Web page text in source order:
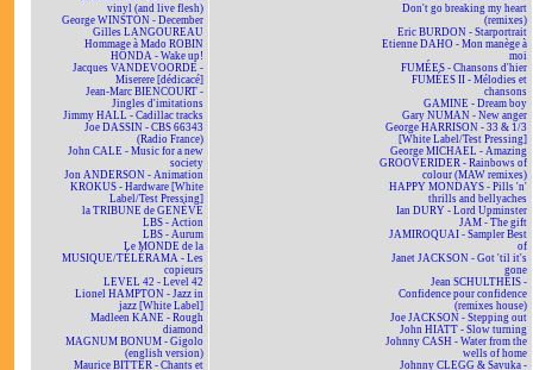
vinyl (and live flesh)
George WINSTON - December
Gilles LANGOUREAU
Hommage à Mado ROBIN
HONDA - Wake up!
Jacques VANDEVOORDE -
Miserere [dédicacé]
Jean-Marc BIENCOURT -
Jingles d'imitations
Jimmy HALL - Cadillac tracks
Joe DASSIN - CBS 66343
(Radio France)
John CALE - Music for a new
society
Jon ANDERSON - Animation
KROKUS - Hardware [White
Label/Test Pressing]
la TRIBUNE de GENÈVE
LBS - Action
LBS - Aurum
Le MONDE de la
MUSIQUE/TÉLÉRAMA - Les
copieurs
LEVEL 42 - Level 42
Lionel HAMPTON - Jazz in
jazz [White Label]
Madleen KANE - Rough
diamond
MAGNUM BONUM - Gigolo
(english version)
Maurice BITTER - Chants et
Don't go breaking my heart
(remixes)
Eric BURDON - Starportrait
Etienne DAHO - Mon manège à
moi
FUMÉES - Chansons d'hier
FUMÉES II - Mélodies et
chansons
GAMINE - Dream boy
Gary NUMAN - New anger
George HARRISON - 33 & 1/3
[White Label/Test Pressing]
George MICHAEL - Amazing
GROOVERIDER - Rainbows of
colour (MAW remixes)
HAPPY MONDAYS - Pills 'n'
thrills and bellyaches
Ian DURY - Lord Upminster
JAM - The gift
JAMIROQUAI - Sampler Best
of
Janet JACKSON - Got 'til it's
gone
Jean SCHULTHEIS -
Confidence pour confidence
(remixes house)
Joe JACKSON - Stepping out
John HIATT - Slow turning
Johnny CASH - Water from the
wells of home
Johnny CLEGG & Savuka -